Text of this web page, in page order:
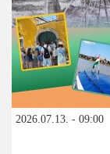
2026.07.13. - 09:00